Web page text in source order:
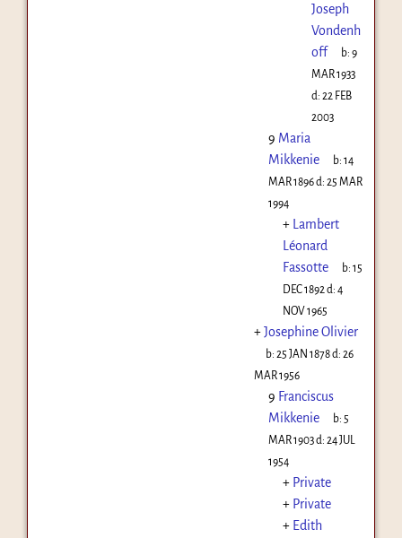
Joseph
Vondenh
off
b:9
MAR 1933
d: 22 FEB
2003
9 Maria
Mikkenie
b:14
MAR 1896d: 25 MAR
1994
+ Lambert
Léonard
Fassotte
b:15
DEC 1892 d: 4
NOV 1965
+Josephine Olivier
b:25 JAN 1878d:26
MAR 1956
9 Franciscus
Mikkenie
b: 5
MAR 1903d: 24 JUL
1954
+ Private
+ Private
+ Edith